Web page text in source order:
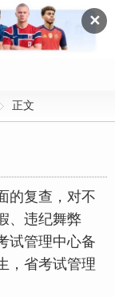
✕
正文
的复查，对不
、违纪舞弊
试管理中心备
，省考试管理